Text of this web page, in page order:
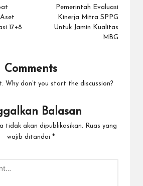
17+8
Pemerintah Evaluasi
Kinerja Mitra SPPG
Untuk Jamin Kualitas
MBG
Comments
Why don’t you start the discussion?
Balasan
tidak akan dipublikasikan.
Ruas yang
wajib ditandai *